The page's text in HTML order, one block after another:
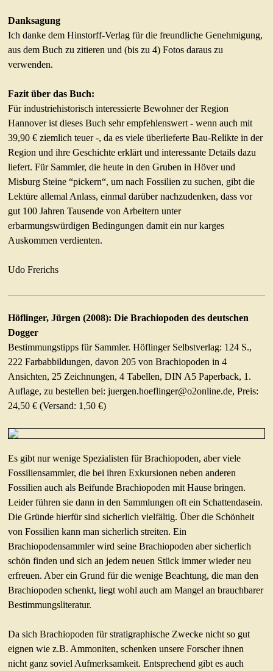
Danksagung
Ich danke dem Hinstorff-Verlag für die freundliche Genehmigung,
aus dem Buch zu zitieren und (bis zu 4) Fotos daraus zu
verwenden.
Fazit über das Buch:
Für industriehistorisch interessierte Bewohner der Region
Hannover ist dieses Buch sehr empfehlenswert - wenn auch mit
39,90 € ziemlich teuer -, da es viele überlieferte Bau-Relikte in der
Region und ihre Geschichte erklärt und interessante Details dazu
liefert. Für Sammler, die heute in den Gruben in Höver und
Misburg Steine “pickern“, um nach Fossilien zu suchen, gibt die
Lektüre allemal Anlass, einmal darüber nachzudenken, dass vor
gut 100 Jahren Tausende von Arbeitern unter
erbarmungswürdigen Bedingungen damit ein nur karges
Auskommen verdienten.
Udo Frerichs
Höflinger, Jürgen (2008): Die Brachiopoden des deutschen
Dogger
Bestimmungstipps für Sammler. Höflinger Selbstverlag: 124 S.,
222 Farbabbildungen, davon 205 von Brachiopoden in 4
Ansichten, 25 Zeichnungen, 4 Tabellen, DIN A5 Paperback, 1.
Auflage, zu bestellen bei: juergen.hoeflinger@o2online.de, Preis:
24,50 € (Versand: 1,50 €)
Es gibt nur wenige Spezialisten für Brachiopoden, aber viele
Fossiliensammler, die bei ihren Exkursionen neben anderen
Fossilien auch als Beifunde Brachiopoden mit Hause bringen.
Leider führen sie dann in den Sammlungen oft ein Schattendasein.
Die Gründe hierfür sind sicherlich vielfältig. Über die Schönheit
von Fossilien kann man sicherlich streiten. Ein
Brachiopodensammler wird seine Brachiopoden aber sicherlich
schön finden und sich an jedem neuen Stück immer wieder neu
erfreuen. Aber ein Grund für die wenige Beachtung, die man den
Brachiopoden schenkt, liegt wohl auch am Mangel an brauchbarer
Bestimmungsliteratur.
Da sich Brachiopoden für stratigraphische Zwecke nicht so gut
eignen wie z.B. Ammoniten, schenken unsere Forscher ihnen
nicht ganz soviel Aufmerksamkeit. Entsprechend gibt es auch